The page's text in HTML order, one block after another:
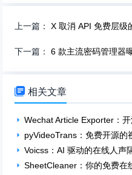
上一篇：X 取消 API 免费层级
下一篇：6 款主流密码管理器
 相关文章
Wechat Article Exporter：
pyVideoTrans：免费开源的
Voicss：AI 驱动的在线人声
SheetCleaner：你的免费在